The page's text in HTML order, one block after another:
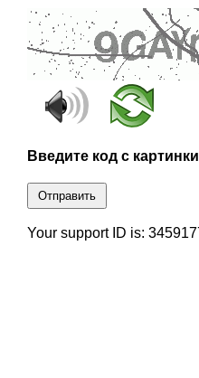
Введите код с
Отправить
Your support ID is: